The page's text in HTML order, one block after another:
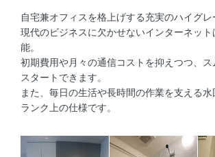
自宅兼オフィスを格上げする充実のハイグ
現代のビジネスに欠かせないインターネッ
能。
初期費用や月々の通信コストを抑えつつ、
スタートできます。
また、毎日の生活や長時間の作業を支える
ランク上の仕様です。